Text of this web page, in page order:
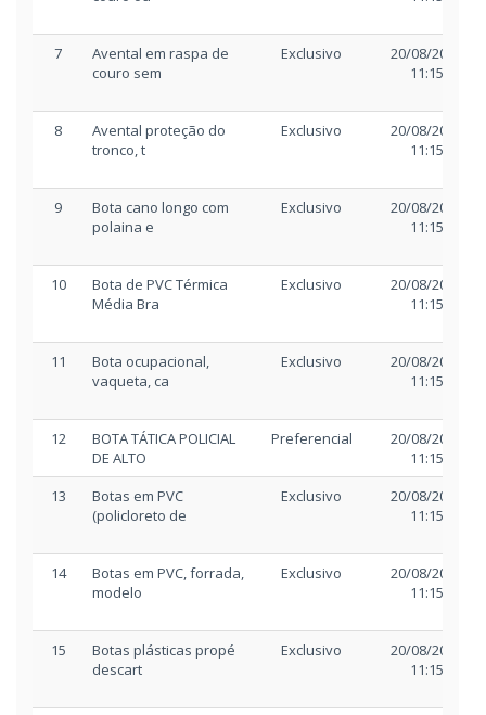
7
Avental em raspa de
couro sem
Exclusivo
20/08/2025
11:15
8
Avental proteção do
tronco, t
Exclusivo
20/08/2025
11:15
9
Bota cano longo com
polaina e
Exclusivo
20/08/2025
11:15
10
Bota de PVC Térmica
Média Bra
Exclusivo
20/08/2025
11:15
11
Bota ocupacional,
vaqueta, ca
Exclusivo
20/08/2025
11:15
12
BOTA TÁTICA POLICIAL
DE ALTO
Preferencial
20/08/2025
11:15
13
Botas em PVC
(policloreto de
Exclusivo
20/08/2025
11:15
14
Botas em PVC, forrada,
modelo
Exclusivo
20/08/2025
11:15
15
Botas plásticas propé
descart
Exclusivo
20/08/2025
11:15